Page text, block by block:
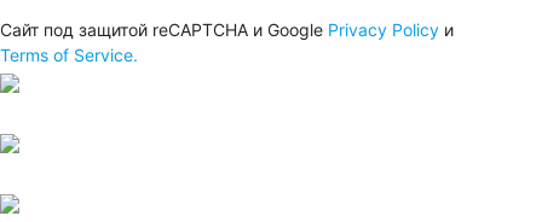
Сайт под защитой reCAPTCHA и Google Privacy Policy и
Terms of Service.